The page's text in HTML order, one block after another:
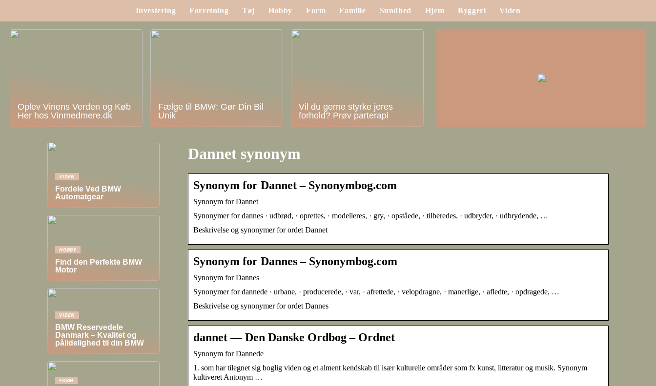
Investering Forretning Tøj Hobby Form Familie Sundhed Hjem Byggeri Viden
Oplev Vinens Verden og Køb
Her hos Vinmedmere.dk
Fælge til BMW: Gør Din Bil
Unik
Vil du gerne styrke jeres
forhold? Prøv parterapi
Dannet synonym
Synonym for Dannet – Synonymbog.com
Synonym for Dannet
Synonymer for dannes · udbrød, · oprettes, · modelleres, · gry, · opståede, · tilberedes, · udbryder, · udbrydende, …
Beskrivelse og synonymer for ordet Dannet
Synonym for Dannes – Synonymbog.com
Synonym for Dannes
Synonymer for dannede · urbane, · producerede, · var, · afrettede, · velopdragne, · manerlige, · afledte, · opdragede, …
Beskrivelse og synonymer for ordet Dannes
dannet — Den Danske Ordbog – Ordnet
Synonym for Dannede
1. som har tilegnet sig boglig viden og et alment kendskab til især kulturelle områder som fx kunst, litteratur og musik. Synonym
kultiveret Antonym …
VIDEN
Fordele Ved BMW
Automatgear
HOBBY
Find den Perfekte BMW
Motor
VIDEN
BMW Reservedele
Danmark – Kvalitet og
pålidelighed til din BMW
FORM